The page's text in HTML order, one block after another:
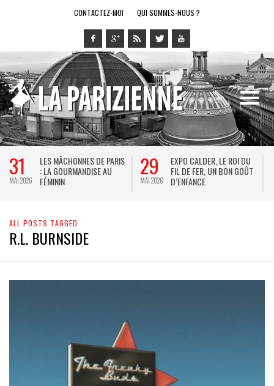
CONTACTEZ-MOI QUI SOMMES-NOUS ?
31
MAI 2026
LES MÂCHONNES DE PARIS
: LA GOURMANDISE AU
FÉMININ
29
MAI 2026
EXPO CALDER, LE ROI DU
FIL DE FER, UN BON GOÛT
D’ENFANCE
ALL POSTS TAGGED
R.L. BURNSIDE